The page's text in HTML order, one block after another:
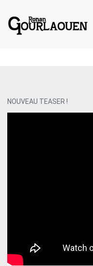
NOUVEAU TEASER !